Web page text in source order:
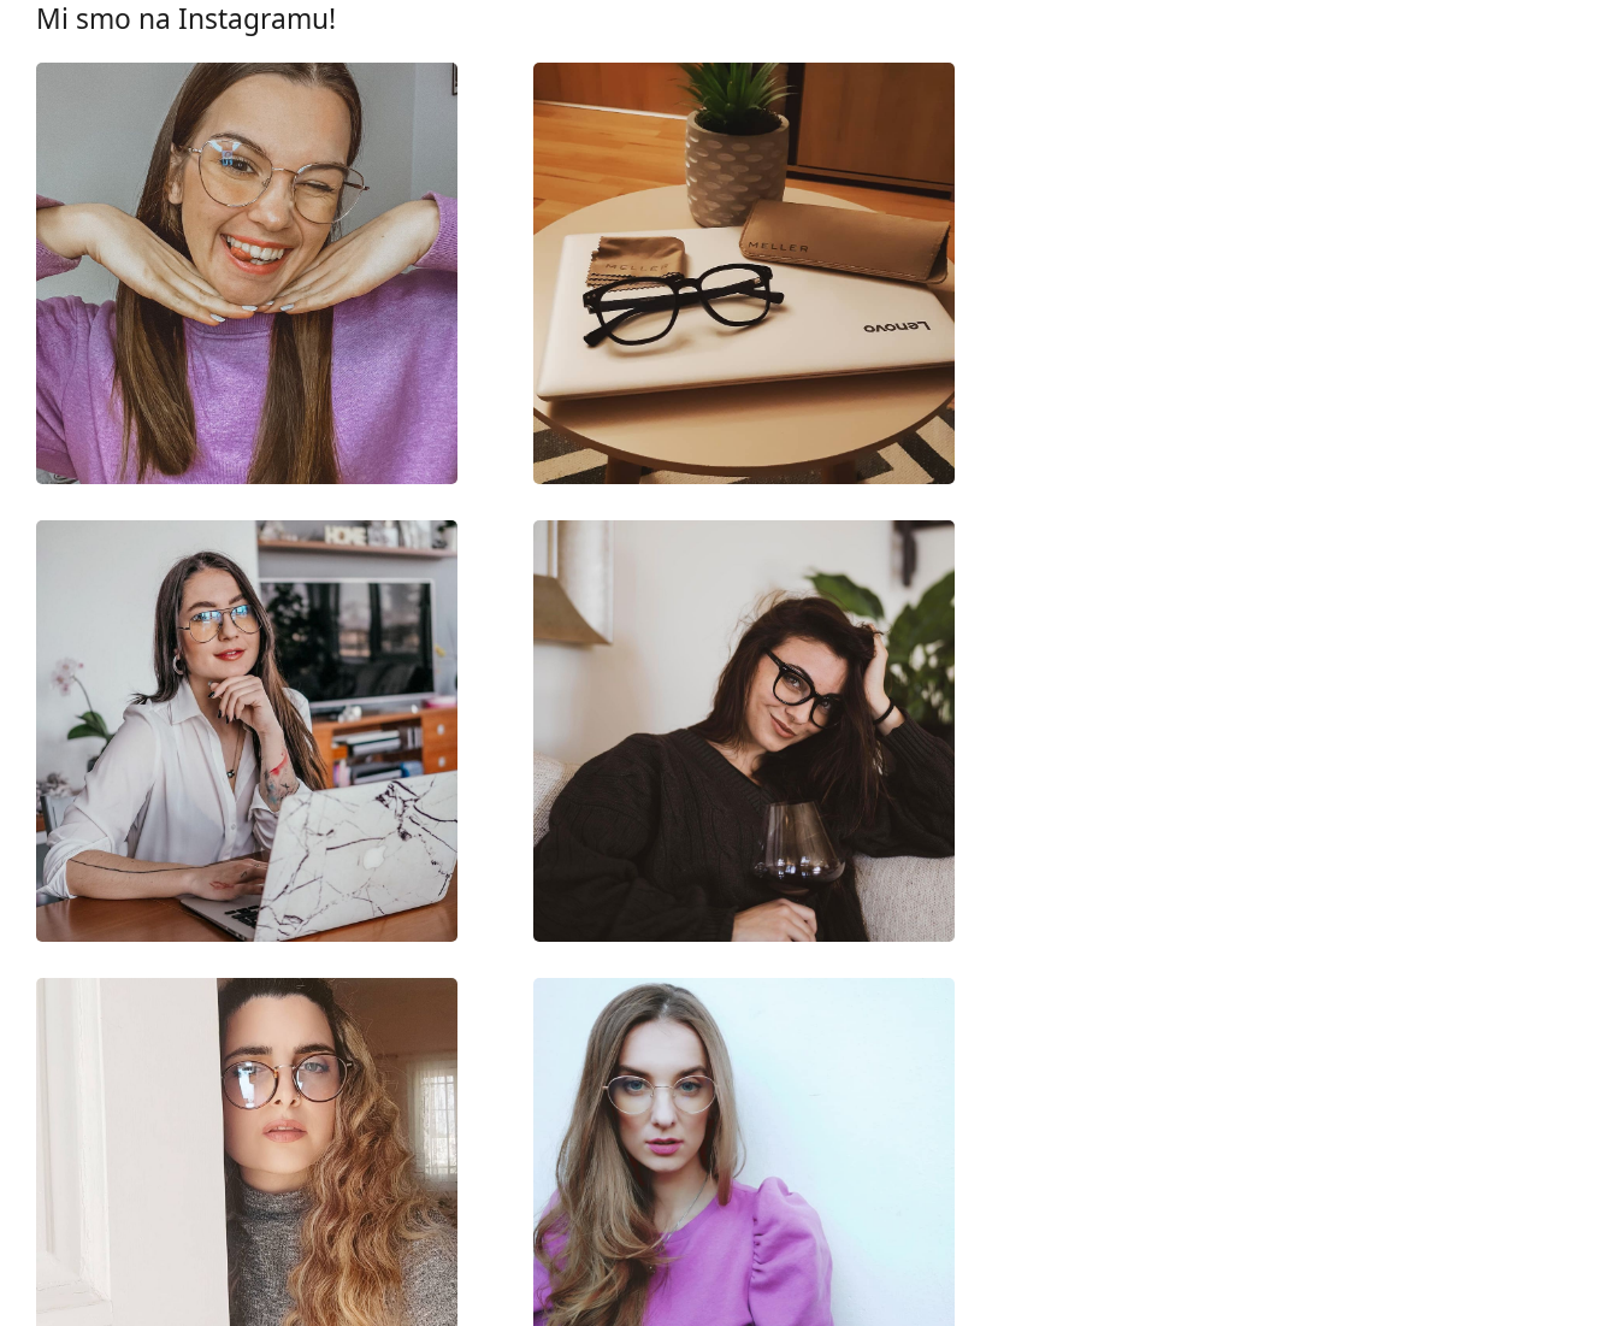
Dužina drškice:
105 g
Prilagodljivi jastučići za nos:
Ne
Fleksibilni zglob:
Ne
Dodaci
Kutijica:
Da
Krpa za čišćenje:
Ne
Ostalo
Spol:
Dječje
Kategorija:
Dioptrijske naočale
Naočale s filterom plave svjetlosti
Marka:
Centrostyle S.p.A
Kod:
F027049122000B 49
Mi smo na Instagramu!